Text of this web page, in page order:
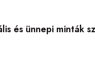
és ünnepi minták